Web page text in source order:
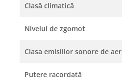
Clasă climatică
Nivelul de zgomot
Clasa emisiilor sonore de aer
Putere racordată